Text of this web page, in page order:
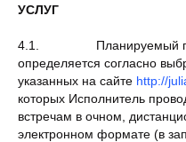
УСЛУГ
4.1. Планируемый
определяется согласно
указанных на сайте http://
которых Исполнитель
встречам в очном,
электронном формате (в